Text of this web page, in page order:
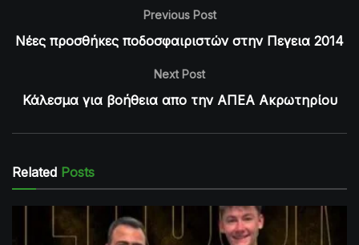
Previous Post
Νέες προσθήκες ποδοσφαιριστών στην Πεγεια 2014
Next Post
Κάλεσμα για βοήθεια απο την ΑΠΕΑ Ακρωτηρίου
Related Posts